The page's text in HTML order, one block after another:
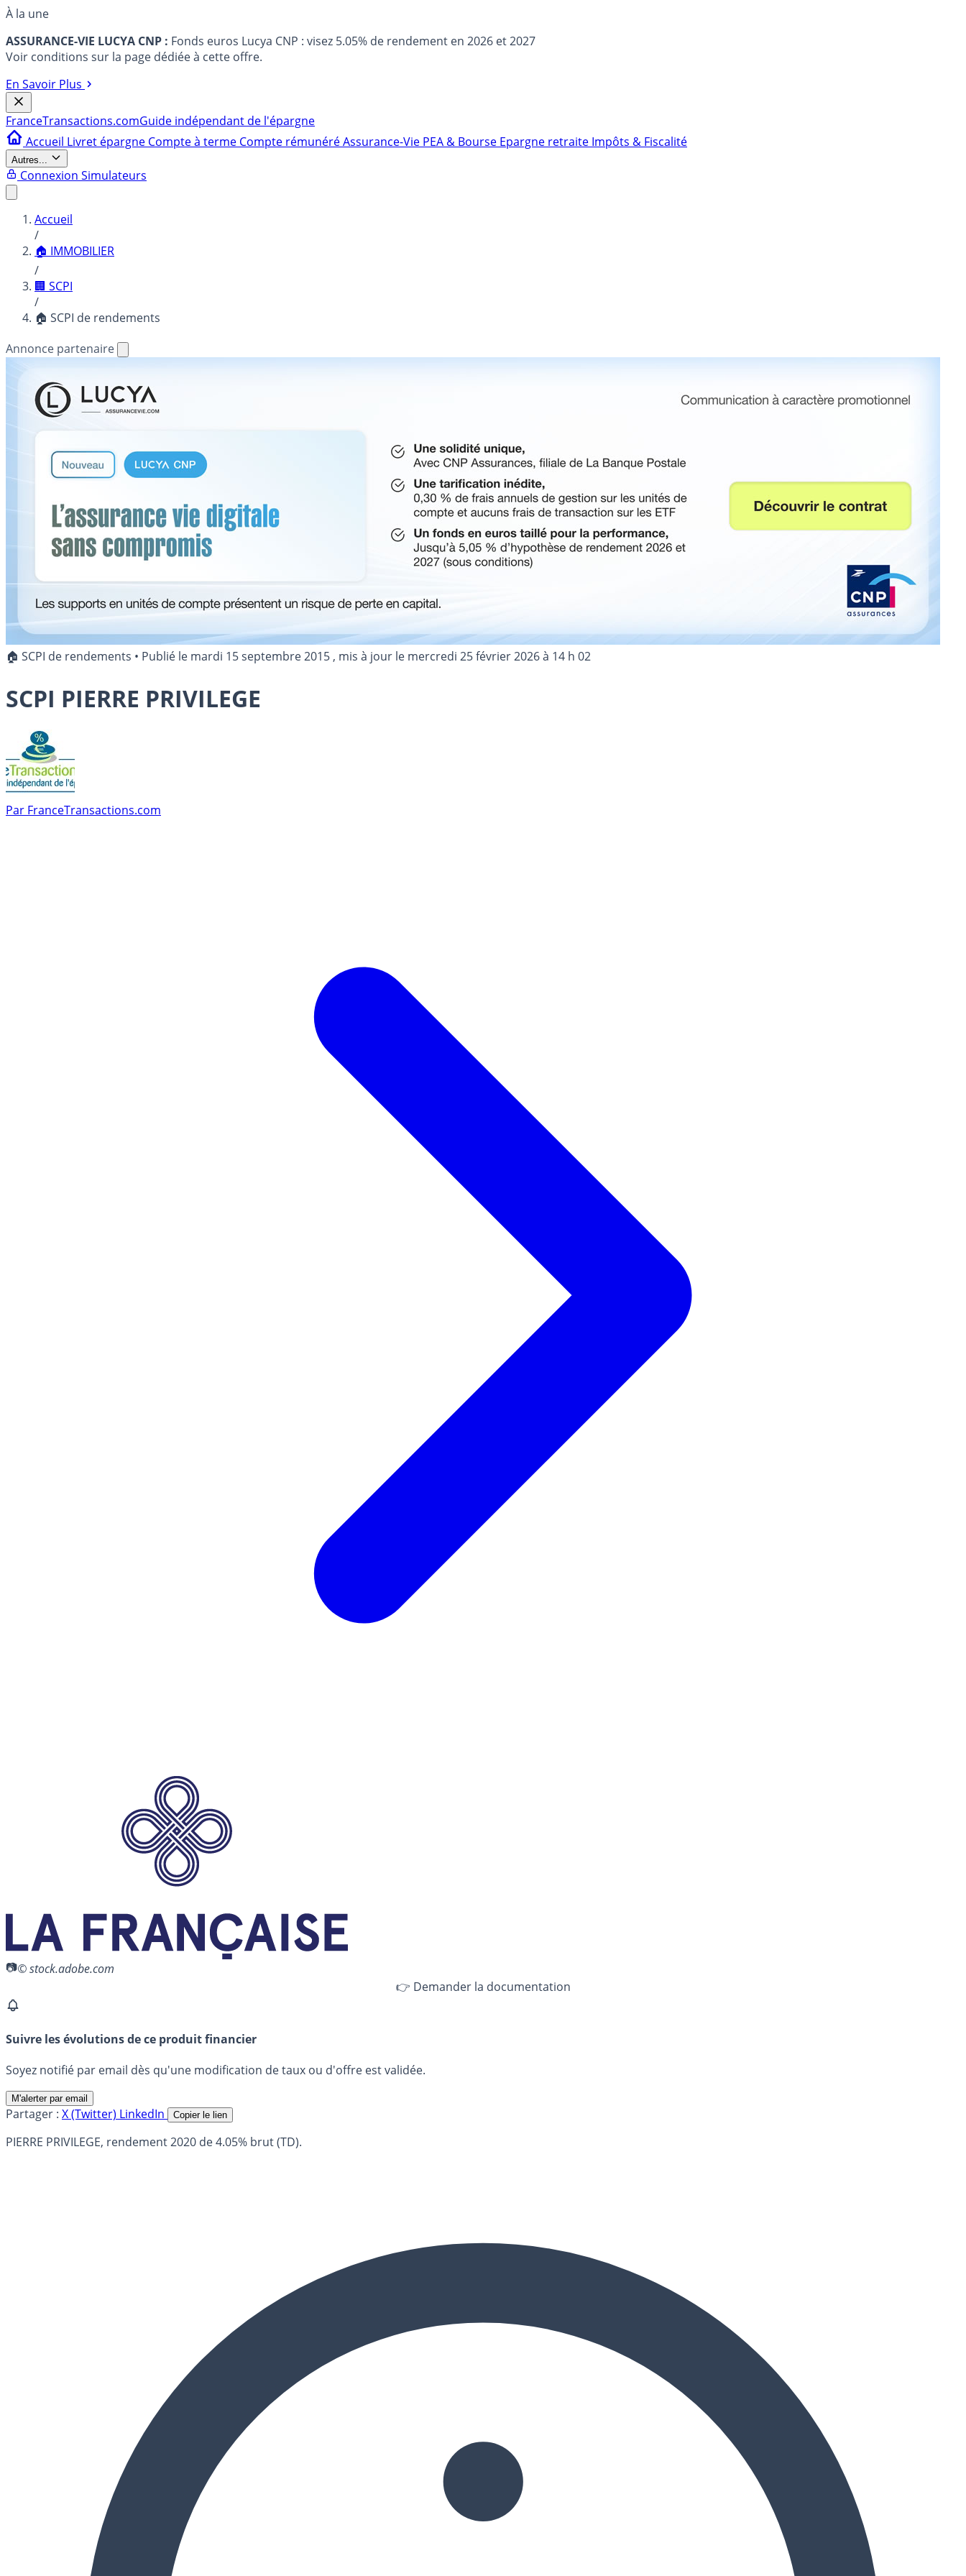
À la une
ASSURANCE-VIE LUCYA CNP : Fonds euros Lucya CNP : visez 5.05% de rendement en 2026 et 2027
Voir conditions sur la page dédiée à cette offre.
En Savoir Plus
FranceTransactions.comGuide indépendant de l'épargne
Accueil Livret épargne Compte à terme Compte rémunéréAssurance-Vie PEA & Bourse Epargne retraite Impôts & Fiscalité
Autres...
Connexion Simulateurs
Accueil
/
🏠 IMMOBILIER
/
🏢 SCPI
/
🏠 SCPI de rendements
Annonce partenaire
🏠 SCPI de rendements • Publié le mardi 15 septembre 2015 , mis à jour le mercredi 25 février 2026 à 14 h 02
SCPI PIERRE PRIVILEGE
Par FranceTransactions.com
© stock.adobe.com
👉 Demander la documentation
Suivre les évolutions de ce produit financier
Soyez notifié par email dès qu'une modification de taux ou d'offre est validée.
M'alerter par email
Partager : X (Twitter) LinkedIn Copier le lien
PIERRE PRIVILEGE, rendement 2020 de 4.05% brut (TD).